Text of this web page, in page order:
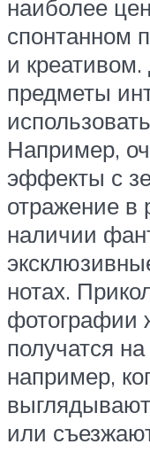
наиболее
спонтанном
и
предметы
Например,
эффекты с
отражение в
наличии
нотах.
фотографии
получатся
например,
или